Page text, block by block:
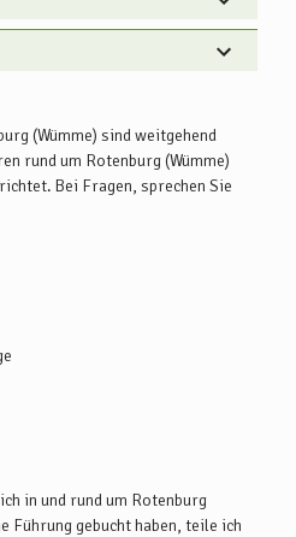
(Wümme) sind weitgehend
rund um Rotenburg (Wümme)
Bei Fragen, sprechen Sie
in und rund um Rotenburg
Führung gebucht haben, teile ich